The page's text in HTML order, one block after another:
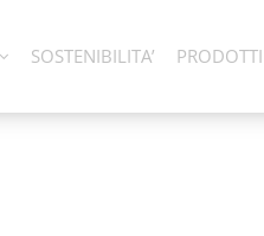
SOSTENIBILITA’ PRODOTTI